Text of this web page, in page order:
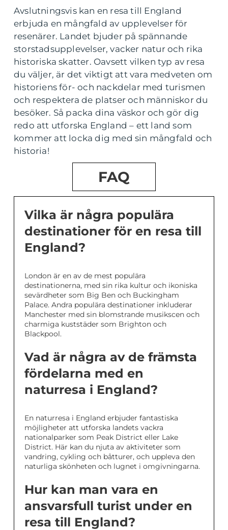
Avslutningsvis kan en resa till England
erbjuda en mångfald av upplevelser för
resenärer. Landet bjuder på spännande
storstadsupplevelser, vacker natur och rika
historiska skatter. Oavsett vilken typ av resa
du väljer, är det viktigt att vara medveten om
historiens för- och nackdelar med turismen
och respektera de platser och människor du
besöker. Så packa dina väskor och gör dig
redo att utforska England – ett land som
kommer att locka dig med sin mångfald och
historia!
FAQ
Vilka är några populära
destinationer för en resa till
England?
London är en av de mest populära
destinationerna, med sin rika kultur och ikoniska
sevärdheter som Big Ben och Buckingham
Palace. Andra populära destinationer inkluderar
Manchester med sin blomstrande musikscen och
charmiga kuststäder som Brighton och
Blackpool.
Vad är några av de främsta
fördelarna med en
naturresa i England?
En naturresa i England erbjuder fantastiska
möjligheter att utforska landets vackra
nationalparker som Peak District eller Lake
District. Här kan du njuta av aktiviteter som
vandring, cykling och båtturer, och uppleva den
naturliga skönheten och lugnet i omgivningarna.
Hur kan man vara en
ansvarsfull turist under en
resa till England?